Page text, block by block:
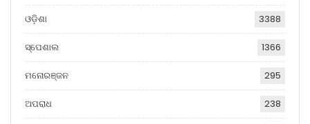
ଓଡ଼ିଶା 3388
ସ୍ପେଶାଲ 1366
ମନୋରଞ୍ଜନ 295
ଅପରାଧ 238